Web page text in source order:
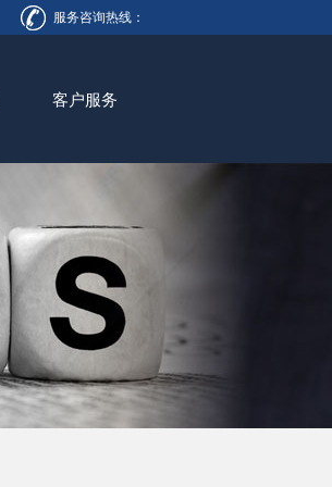
服务咨询热线：
客户服务